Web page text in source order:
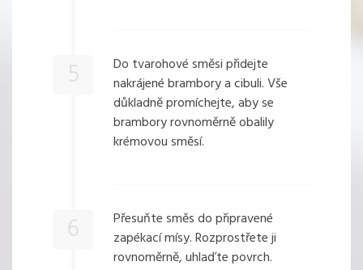
Do tvarohové směsi přidejte
nakrájené brambory a cibuli. Vše
důkladně promíchejte, aby se
brambory rovnoměrně obalily
krémovou směsí.
Přesuňte směs do připravené
zapékací mísy. Rozprostřete ji
rovnoměrně, uhlaďte povrch.